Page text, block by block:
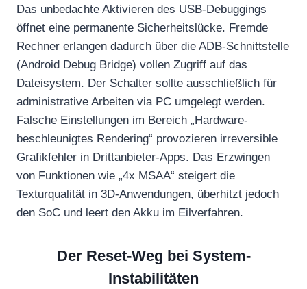
Das unbedachte Aktivieren des USB-Debuggings
öffnet eine permanente Sicherheitslücke. Fremde
Rechner erlangen dadurch über die ADB-Schnittstelle
(Android Debug Bridge) vollen Zugriff auf das
Dateisystem. Der Schalter sollte ausschließlich für
administrative Arbeiten via PC umgelegt werden.
Falsche Einstellungen im Bereich „Hardware-
beschleunigtes Rendering“ provozieren irreversible
Grafikfehler in Drittanbieter-Apps. Das Erzwingen
von Funktionen wie „4x MSAA“ steigert die
Texturqualität in 3D-Anwendungen, überhitzt jedoch
den SoC und leert den Akku im Eilverfahren.
Der Reset-Weg bei System-
Instabilitäten